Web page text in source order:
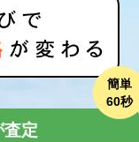
簡単
60秒
査定